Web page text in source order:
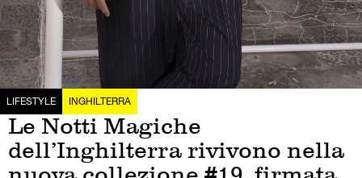
LIFESTYLE INGHILTERRA
Le Notti Magiche
dell’Inghilterra rivivono nella